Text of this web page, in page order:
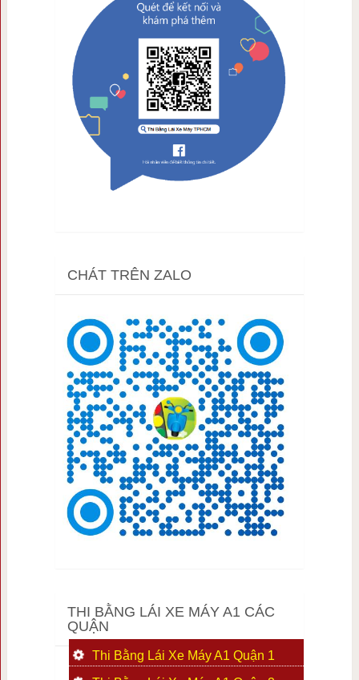
CHÁT TRÊN ZALO
THI BẰNG LÁI XE MÁY A1 CÁC
QUẬN
Thi Bằng Lái Xe Máy A1 Quận 1